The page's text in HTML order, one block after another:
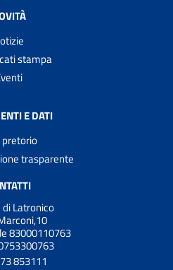
stampa
E DATI
trasparente
Latronico
83000110763
853111